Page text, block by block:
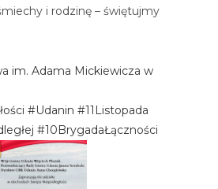
i rodzinę – świętujmy
im. Adama Mickiewicza w
#Udanin #11Listopada
#10BrygadaŁączności